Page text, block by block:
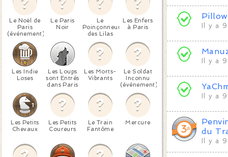
Le Noël de
Paris
(événement)
Le Paris
Noir
Le
Poinçonneur
des Lilas
Les Enfers
à Paris
Les Indie
Loses
Les Loups
sont Entrés
dans Paris
Les Morts-
Vibrants
Le Soldat
Inconnu
(événement)
Les Petits
Chevaux
Les Petits
Coureurs
Le Train
Fantôme
Mercure
Pillow
Il y a
Il y a
Il y a
du
Il y a